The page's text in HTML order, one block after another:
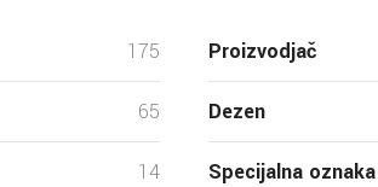
175
65
14
Proizvodjač
Dezen
Specijalna oznaka